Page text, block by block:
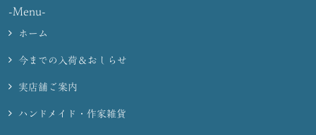
-Menu-
ホーム
今までの入荷＆おしらせ
実店舗ご案内
ハンドメイド・作家雑貨